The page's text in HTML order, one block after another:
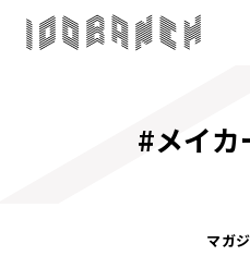
#メイカ
マガ